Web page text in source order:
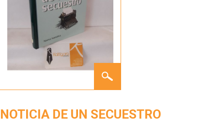
DE UN
NOTICIA DE UN SECUESTRO